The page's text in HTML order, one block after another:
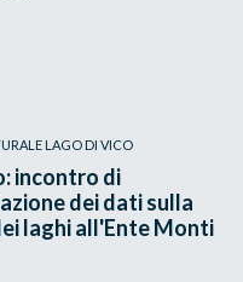
LAGO DI VICO
incontro di
dei dati sulla
laghi all'Ente Monti